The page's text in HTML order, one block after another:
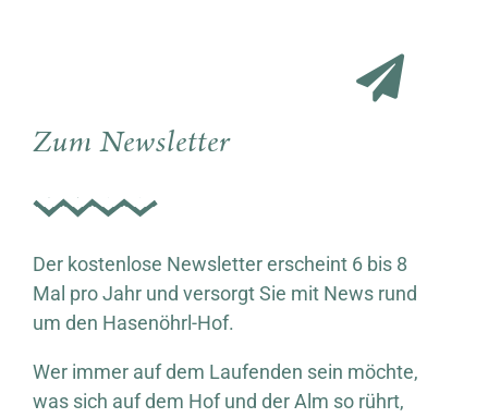
Zum Newsletter
Der kostenlose Newsletter erscheint 6 bis 8
Mal pro Jahr und versorgt Sie mit News rund
um den Hasenöhrl-Hof.
Wer immer auf dem Laufenden sein möchte,
was sich auf dem Hof und der Alm so rührt,